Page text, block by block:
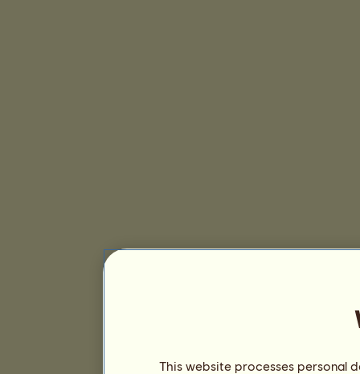
This website processes personal